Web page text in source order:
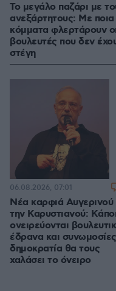
Το μεγάλο παζάρι με
ανεξάρτητους: Με ποια
κόμματα φλερτάρουν
βουλευτές που δεν
στέγη
Νέα καρφιά Αυγερινού
την Καρυστιανού:
ονειρεύονται
έδρανα και
δημοκρατία θα τους
χαλάσει το όνειρο
06.08.2026, 07:01